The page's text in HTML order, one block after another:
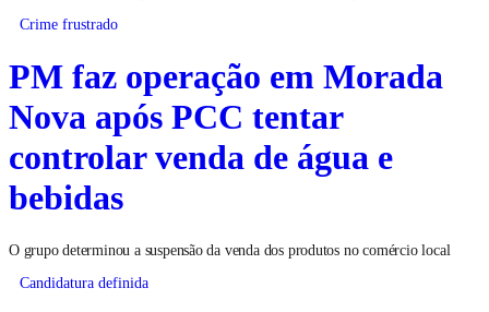
Crime frustrado
PM faz operação em Morada
Nova após PCC tentar
controlar venda de água e
bebidas
O grupo determinou a suspensão da venda dos produtos no comércio local
Candidatura definida